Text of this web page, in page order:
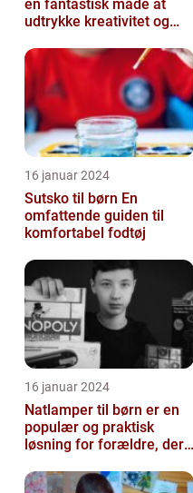
en fantastisk måde at
udtrykke kreativitet og
16 januar 2024
Sutsko til børn En
omfattende guiden til
komfortabel fodtøj
16 januar 2024
Natlamper til børn er en
populær og praktisk
løsning for forældre, der
beroligend...